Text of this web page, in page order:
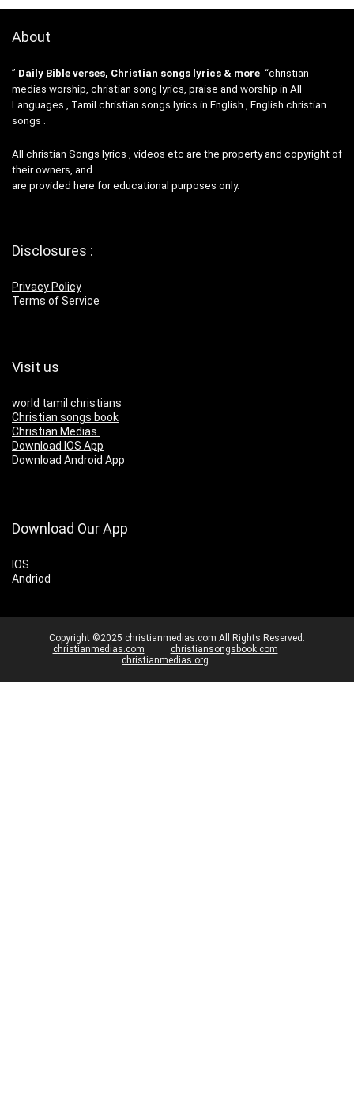
About
” Daily Bible verses, Christian songs lyrics & more “christian
medias worship, christian song lyrics, praise and worship in All
Languages , Tamil christian songs lyrics in English , English christian
songs .
All christian Songs lyrics , videos etc are the property and copyright of
their owners, and
are provided here for educational purposes only.
Disclosures :
Privacy Policy
Terms of Service
Visit us
world tamil christians
Christian songs book
Christian Medias
Download IOS App
Download Android App
Download Our App
IOS
Andriod
Copyright ©2025 christianmedias.com All Rights Reserved.
christianmedias.com
christiansongsbook.com
christianmedias.org